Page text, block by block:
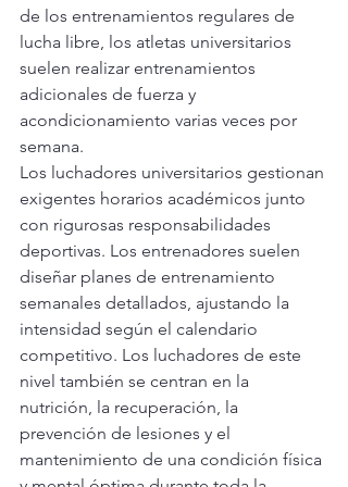
de los entrenamientos regulares de
lucha libre, los atletas universitarios
suelen realizar entrenamientos
adicionales de fuerza y
acondicionamiento varias veces por
semana.
Los luchadores universitarios gestionan
exigentes horarios académicos junto
con rigurosas responsabilidades
deportivas. Los entrenadores suelen
diseñar planes de entrenamiento
semanales detallados, ajustando la
intensidad según el calendario
competitivo. Los luchadores de este
nivel también se centran en la
nutrición, la recuperación, la
prevención de lesiones y el
mantenimiento de una condición física